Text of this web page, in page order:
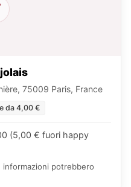
75009 Paris, France
da 4,00 €
(5,00 € fuori happy
informazioni potrebbero